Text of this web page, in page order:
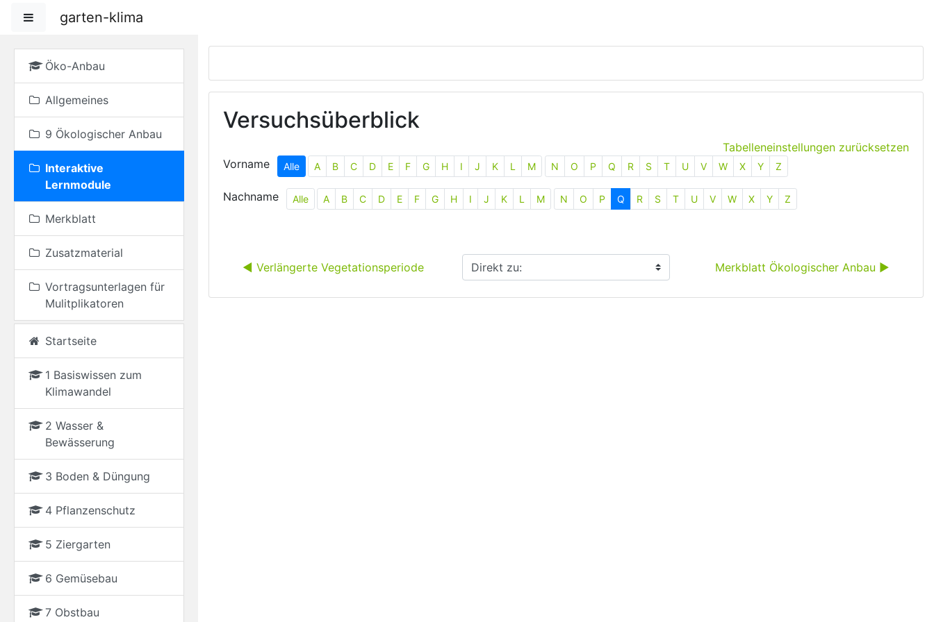
Website-Übersicht
garten-klima
Öko-Anbau
Allgemeines
9 Ökologischer Anbau
Interaktive
Lernmodule
Merkblatt
Zusatzmaterial
Vortragsunterlagen für
Mulitplikatoren
Startseite
1 Basiswissen zum
Klimawandel
2 Wasser &
Bewässerung
3 Boden & Düngung
4 Pflanzenschutz
5 Ziergarten
6 Gemüsebau
7 Obstbau
Versuchsüberblick
Tabelleneinstellungen zurücksetzen
Vorname
Alle A B C D E F G H I J K L M N O P Q R S T U V W X Y Z
Nachname Alle A B C D E F G H I J K L M N O P Q R S T U V W X Y Z
◀︎ Verlängerte Vegetationsperiode Direkt zu: Merkblatt Ökologischer Anbau ▶︎